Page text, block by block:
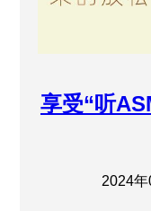
享受“听
2024